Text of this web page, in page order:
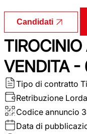
Candidati
VENDITA -
Tipo di contratto
Retribuzione Lorda
Codice annuncio
Data di